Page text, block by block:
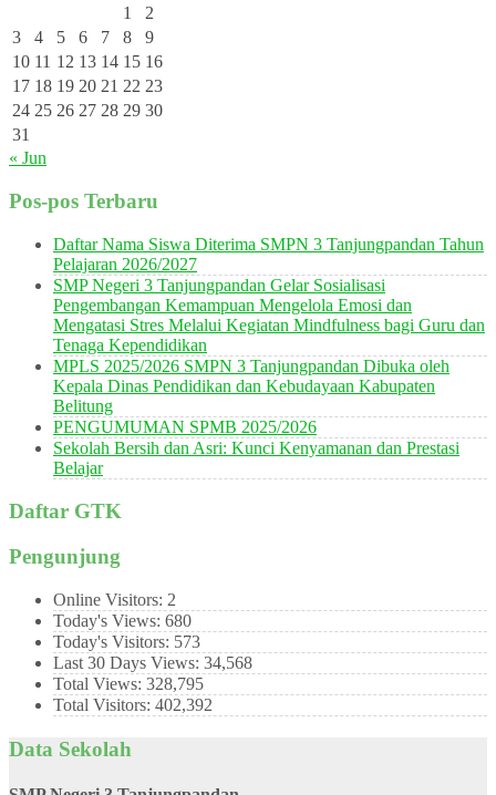
1
2
3
4 5 6 7 8
9
10 11 12 13 14 15 16
17 18 19 20 21 22 23
24 25 26 27 28 29 30
31
« Jun
Pos-pos Terbaru
Daftar Nama Siswa Diterima SMPN 3 Tanjungpandan Tahun
Pelajaran 2026/2027
SMP Negeri 3 Tanjungpandan Gelar Sosialisasi
Pengembangan Kemampuan Mengelola Emosi dan
Mengatasi Stres Melalui Kegiatan Mindfulness bagi Guru dan
Tenaga Kependidikan
MPLS 2025/2026 SMPN 3 Tanjungpandan Dibuka oleh
Kepala Dinas Pendidikan dan Kebudayaan Kabupaten
Belitung
PENGUMUMAN SPMB 2025/2026
Sekolah Bersih dan Asri: Kunci Kenyamanan dan Prestasi
Belajar
Daftar GTK
Pengunjung
Online Visitors: 2
Today's Views: 680
Today's Visitors: 573
Last 30 Days Views: 34,568
Total Views: 328,795
Total Visitors: 402,392
Data Sekolah